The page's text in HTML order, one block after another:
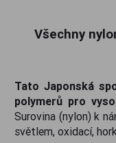
Všechny
Tato Japonská
polymerů pro
Surovina (nylon) k
světlem, oxidací,